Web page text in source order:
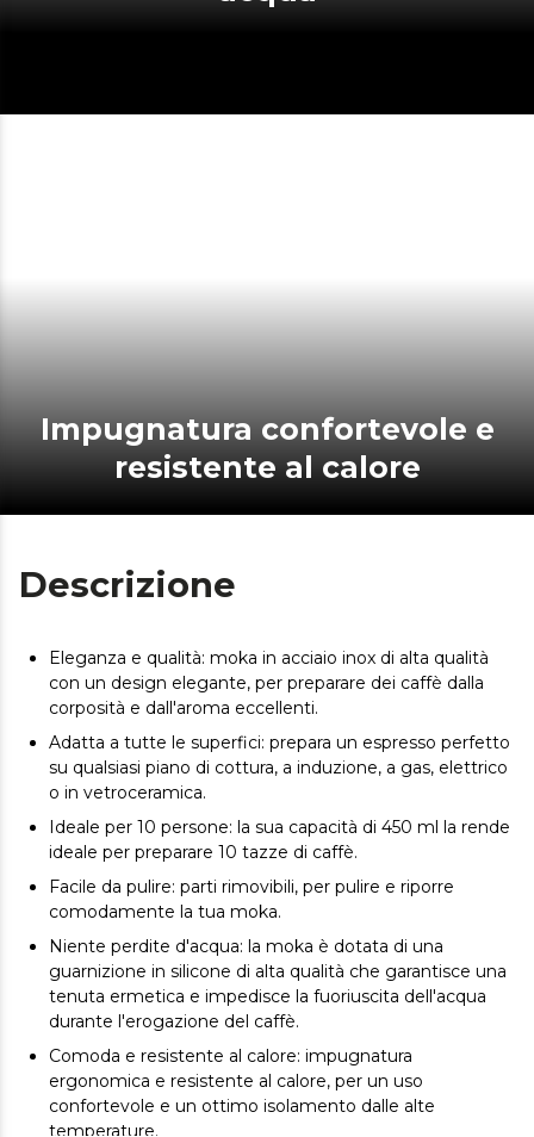
Impugnatura confortevole e
resistente al calore
Descrizione
Eleganza e qualità: moka in acciaio inox di alta qualità
con un design elegante, per preparare dei caffè dalla
corposità e dall'aroma eccellenti.
Adatta a tutte le superfici: prepara un espresso perfetto
su qualsiasi piano di cottura, a induzione, a gas, elettrico
o in vetroceramica.
Ideale per 10 persone: la sua capacità di 450 ml la rende
ideale per preparare 10 tazze di caffè.
Facile da pulire: parti rimovibili, per pulire e riporre
comodamente la tua moka.
Niente perdite d'acqua: la moka è dotata di una
guarnizione in silicone di alta qualità che garantisce una
tenuta ermetica e impedisce la fuoriuscita dell'acqua
durante l'erogazione del caffè.
Comoda e resistente al calore: impugnatura
ergonomica e resistente al calore, per un uso
confortevole e un ottimo isolamento dalle alte
temperature.